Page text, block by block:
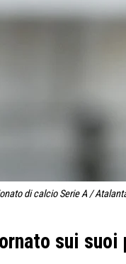
di calcio Serie A /
sui